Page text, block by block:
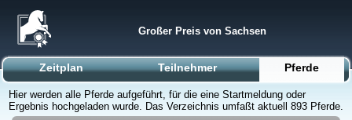
Großer Preis von Sachsen
Zeitplan Teilnehmer Pferde
Hier werden alle Pferde aufgeführt, für die eine Startmeldung oder
Ergebnis hochgeladen wurde. Das Verzeichnis umfaßt aktuell 893 Pferde.